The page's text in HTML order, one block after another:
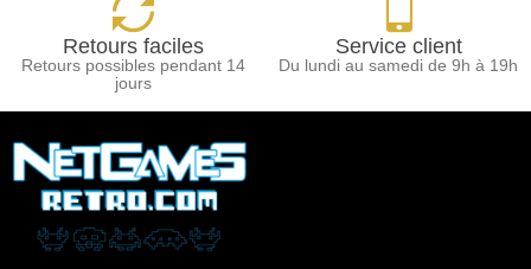
Retours faciles
Retours possibles pendant 14
jours
Service client
Du lundi au samedi de 9h à 19h